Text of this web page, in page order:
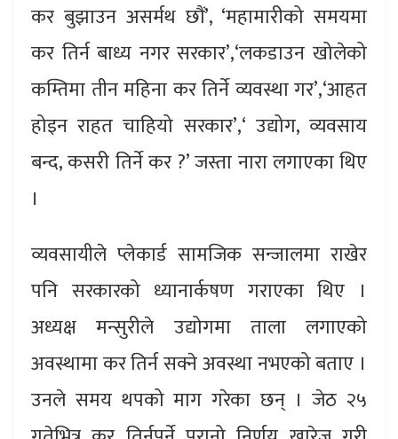
कर बुझाउन असर्मथ छौं’, ‘महामारीको समयमा
कर तिर्न बाध्य नगर सरकार’,‘लकडाउन खोलेको
कम्तिमा तीन महिना कर तिर्ने व्यवस्था गर’,‘आहत
होइन राहत चाहियो सरकार’,‘ उद्योग, व्यवसाय
बन्द, कसरी तिर्ने कर ?’ जस्ता नारा लगाएका थिए
।
व्यवसायीले प्लेकार्ड सामजिक सन्जालमा राखेर
पनि सरकारको ध्यानार्कषण गराएका थिए ।
अध्यक्ष मन्सुरीले उद्योगमा ताला लगाएको
अवस्थामा कर तिर्न सक्ने अवस्था नभएको बताए ।
उनले समय थपको माग गरेका छन् । जेठ २५